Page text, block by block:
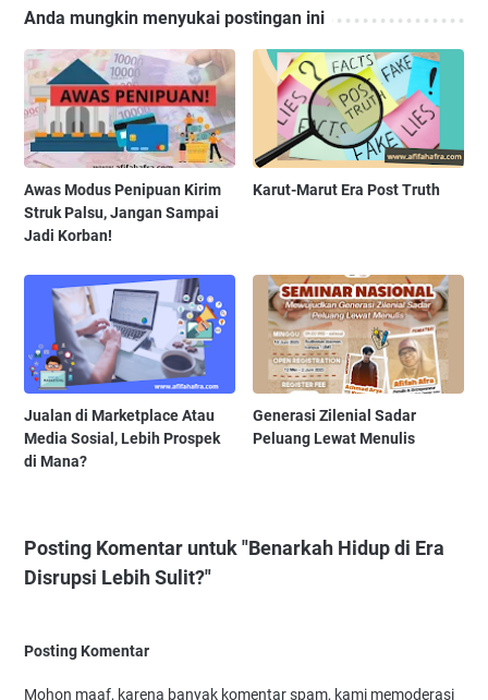
Anda mungkin menyukai postingan ini
Awas Modus Penipuan Kirim
Struk Palsu, Jangan Sampai
Jadi Korban!
Karut-Marut Era Post Truth
Jualan di Marketplace Atau
Media Sosial, Lebih Prospek
di Mana?
Generasi Zilenial Sadar
Peluang Lewat Menulis
Posting Komentar untuk "Benarkah Hidup di Era
Disrupsi Lebih Sulit?"
Posting Komentar
Mohon maaf, karena banyak komentar spam, kami memoderasi